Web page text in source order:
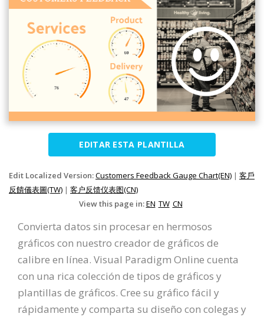
EDITAR ESTA PLANTILLA
Edit Localized Version:Customers Feedback Gauge Chart(EN) | 客戶
反饋儀表圖(TW) | 客户反馈仪表图(CN)
View this page in:EN TW CN
Convierta datos sin procesar en hermosos
gráficos con nuestro creador de gráficos de
calibre en línea. Visual Paradigm Online cuenta
con una rica colección de tipos de gráficos y
plantillas de gráficos. Cree su gráfico fácil y
rápidamente y comparta su diseño con colegas y